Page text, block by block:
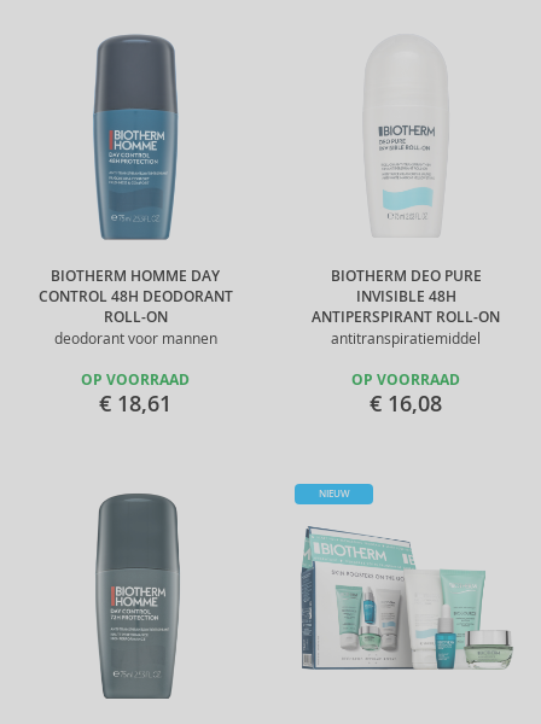
BIOTHERM HOMME DAY
CONTROL 48H DEODORANT
ROLL-ON
deodorant voor mannen
OP VOORRAAD
€ 18,61
BIOTHERM DEO PURE
INVISIBLE 48H
ANTIPERSPIRANT ROLL-ON
antitranspiratiemiddel
OP VOORRAAD
€ 16,08
NIEUW